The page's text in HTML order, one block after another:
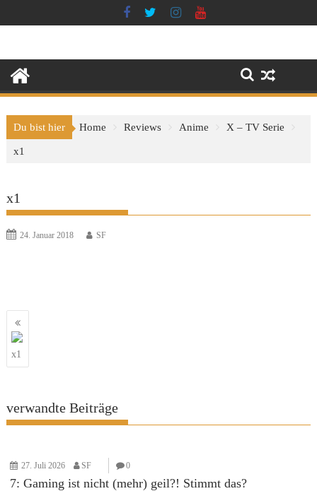
to
Du bist hier Home Reviews Anime X – TV Serie
x1
x1
24. Januar 2018 SF
Beitragsnavigation
x1
verwandte Beiträge
27. Juli 2026 SF 0
7: Gaming ist nicht (mehr) geil?! Stimmt das?